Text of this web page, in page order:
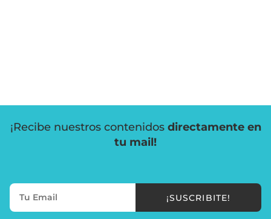
¡Recibe nuestros contenidos directamente en
tu mail!
¡SUSCRIBITE!